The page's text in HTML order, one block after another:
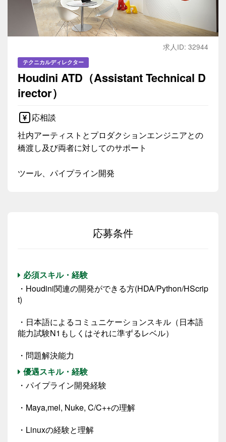
求人ID: 32944
テクニカルディレクター
Houdini ATD（Assistant Technical D
irector）
応相談
社内アーティストとプロダクションエンジニアとの
橋渡し及び両者に対してのサポート
ツール、パイプライン開発
応募条件
必須スキル・経験
・Houdini関連の開発ができる方(HDA/Python/HScrip
t)
・日本語によるコミュニケーションスキル（日本語
能力試験N1もしくはそれに準ずるレベル）
・問題解決能力
優遇スキル・経験
・パイプライン開発経験
・Maya,mel, Nuke, C/C++の理解
・Linuxの経験と理解